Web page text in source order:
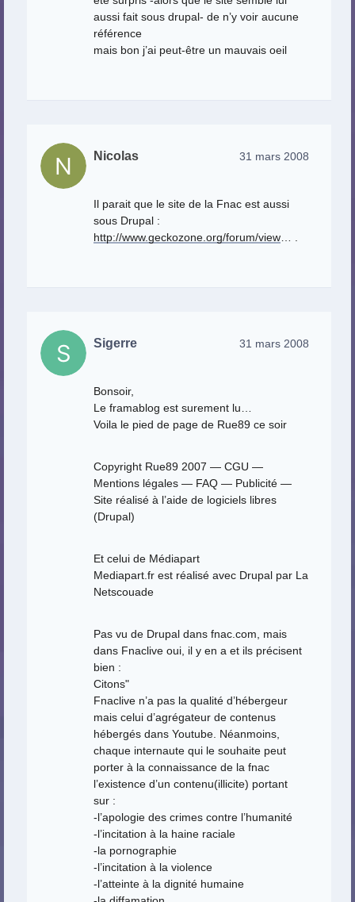
aussi fait sous drupal- de n’y voir aucune
référence
mais bon j’ai peut-être un mauvais oeil
Nicolas 31 mars 2008
Il parait que le site de la Fnac est aussi
sous Drupal :
http://www.geckozone.org/forum/view
Sigerre 31 mars 2008
Bonsoir,
Le framablog est surement lu…
Voila le pied de page de Rue89 ce soir
Copyright Rue89 2007 — CGU —
Mentions légales — FAQ — Publicité —
Site réalisé à l’aide de logiciels libres
(Drupal)
Et celui de Médiapart
Mediapart.fr est réalisé avec Drupal par La
Netscouade
Pas vu de Drupal dans fnac.com, mais
dans Fnaclive oui, il y en a et ils précisent
bien :
Citons"
Fnaclive n’a pas la qualité d’hébergeur
mais celui d’agrégateur de contenus
hébergés dans Youtube. Néanmoins,
chaque internaute qui le souhaite peut
porter à la connaissance de la fnac
l’existence d’un contenu(illicite) portant
sur :
-l’apologie des crimes contre l’humanité
-l’incitation à la haine raciale
-la pornographie
-l’incitation à la violence
-l’atteinte à la dignité humaine